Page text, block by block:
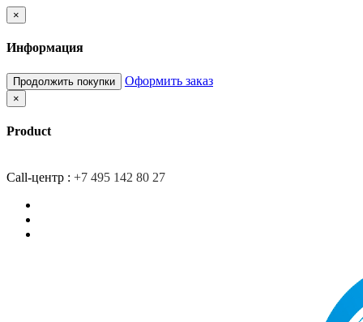
×
Информация
Продолжить покупки Оформить заказ
×
Product
Call-центр : +7 495 142 80 27